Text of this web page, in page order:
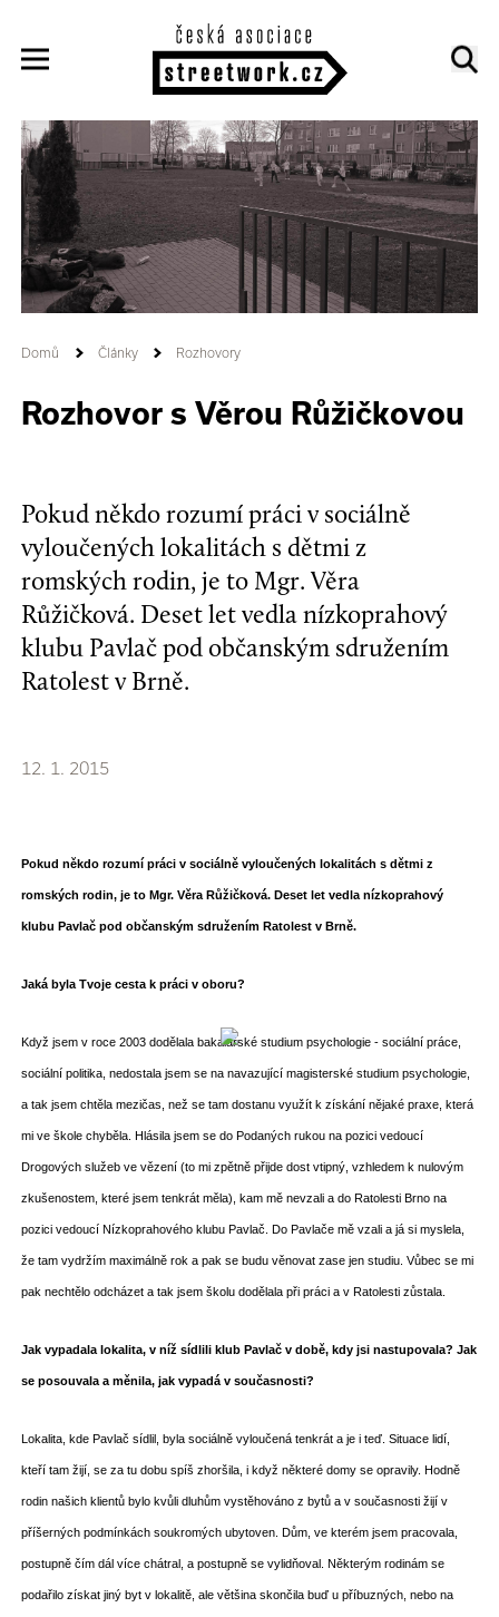
Domů Články Rozhovory
Rozhovor s Věrou Růžičkovou
Pokud někdo rozumí práci v sociálně
vyloučených lokalitách s dětmi z
romských rodin, je to Mgr. Věra
Růžičková. Deset let vedla nízkoprahový
klubu Pavlač pod občanským sdružením
Ratolest v Brně.
12. 1. 2015
Pokud někdo rozumí práci v sociálně vyloučených lokalitách s dětmi z
romských rodin, je to Mgr. Věra Růžičková. Deset let vedla nízkoprahový
klubu Pavlač pod občanským sdružením Ratolest v Brně.
Jaká byla Tvoje cesta k práci v oboru?
Když jsem v roce 2003 dodělala bakalářské studium psychologie - sociální práce,
sociální politika, nedostala jsem se na navazující magisterské studium psychologie,
a tak jsem chtěla mezičas, než se tam dostanu využít k získání nějaké praxe, která
mi ve škole chyběla. Hlásila jsem se do Podaných rukou na pozici vedoucí
Drogových služeb ve vězení (to mi zpětně přijde dost vtipný, vzhledem k nulovým
zkušenostem, které jsem tenkrát měla), kam mě nevzali a do Ratolesti Brno na
pozici vedoucí Nízkoprahového klubu Pavlač. Do Pavlače mě vzali a já si myslela,
že tam vydržím maximálně rok a pak se budu věnovat zase jen studiu. Vůbec se mi
pak nechtělo odcházet a tak jsem školu dodělala při práci a v Ratolesti zůstala.
Jak vypadala lokalita, v níž sídlili klub Pavlač v době, kdy jsi nastupovala? Jak
se posouvala a měnila, jak vypadá v současnosti?
Lokalita, kde Pavlač sídlil, byla sociálně vyloučená tenkrát a je i teď. Situace lidí,
kteří tam žijí, se za tu dobu spíš zhoršila, i když některé domy se opravily. Hodně
rodin našich klientů bylo kvůli dluhům vystěhováno z bytů a v současnosti žijí v
příšerných podmínkách soukromých ubytoven. Dům, ve kterém jsem pracovala,
postupně čím dál více chátral, a postupně se vylidňoval. Některým rodinám se
podařilo získat jiný byt v lokalitě, ale většina skončila buď u příbuzných, nebo na